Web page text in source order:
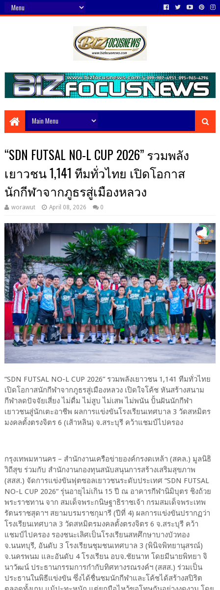
“SDN FUTSAL NO-L CUP 2026” รวมพลัง
เยาวชน 1,141 ทีมทั่วไทย เปิดโอกาส
นักกีฬาจากภูธรสู่เมืองหลวง
worawut April 08, 2026 0
“SDN FUTSAL NO-L CUP 2026” รวมพลังเยาวชน 1,141 ทีมทั่วไทย
เปิดโอกาสนักกีฬาจากภูธรสู่เมืองหลวง เปิดใจโค้ช หันสร้างสนาม
กีฬาลดปัจจัยเสี่ยง ไม่ดื่ม ไม่สูบ ไม่เสพ ไม่พนัน ปั้นฝันนักกีฬา
เยาวชนสู่นักเตะอาชีพ ผลการแข่งขันโรงเรียนเทศบาล 3 วัดสหมิตร
มงคลตั้งตรงจิตร 6 (เส้าหลิน) จ.สระบุรี คว้าแชมป์ไปครอง
กรุงเทพมหานคร – สำนักงานเครือข่ายองค์กรงดเหล้า (สคล.) มูลนิธิ
วิถีสุข ร่วมกับ สำนักงานกองทุนสนับสนุนการสร้างเสริมสุขภาพ
(สสส.) จัดการแข่งขันฟุตซอลเยาวชนระดับประเทศ “SDN FUTSAL
NO-L CUP 2026” รุ่นอายุไม่เกิน 15 ปี ณ อาคารกีฬานิมิบุตร ชิงถ้วย
พระราชทาน จาก สมเด็จพระกนิษฐาธิราชเจ้า กรมสมเด็จพระเทพ
รัตนราชสุดาฯ สยามบรมราชกุมารี (ปีที่ 4) ผลการแข่งขันปรากฏว่า
โรงเรียนเทศบาล 3 วัดสหมิตรมงคลตั้งตรงจิตร 6 จ.สระบุรี คว้า
แชมป์ไปครอง รองชนะเลิศเป็นโรงเรียนสหศึกษาบางบัวทอง
จ.นนทบุรี, อันดับ 3 โรงเรียนชุมชนเทศบาล 3 (พินิจพิทยานุสรณ์)
จ.นครพนม และอันดับ 4 โรงเรียน อบจ.ชัยนาท โดยมีนายพิทยา จิ
นาวัฒน์ ประธานกรรมการกำกับทิศทางรณรงค์ฯ (สสส.) ร่วมเป็น
ประธานในพิธีแข่งขัน ซึ่งได้ชื่นชมนักกีฬาและโค้ชได้สร้างสปิริต